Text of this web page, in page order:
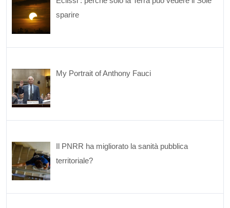
sparire
My Portrait of Anthony Fauci
Il PNRR ha migliorato la sanità pubblica
territoriale?